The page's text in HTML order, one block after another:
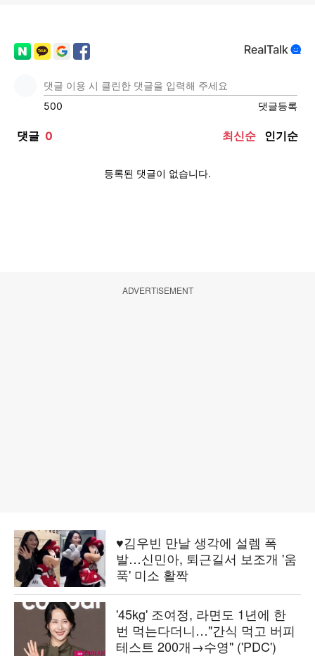
ADVERTISEMENT
♥김우빈 만날 생각에 설렘 폭
발…신민아, 퇴근길서 보조개 '움
푹' 미소 활짝
'45kg' 조여정, 라면도 1년에 한
번 먹는다더니…"간식 먹고 버피
테스트 200개→수영" ('PDC')